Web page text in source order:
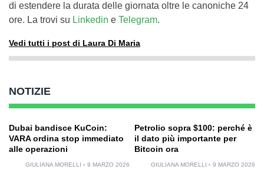
di estendere la durata delle giornata oltre le canoniche 24
ore. La trovi su Linkedin e Telegram.
Vedi tutti i post di Laura Di Maria
NOTIZIE
Dubai bandisce KuCoin:
VARA ordina stop immediato
alle operazioni
GIULIANA MORELLI 9 MARZO 2026
Petrolio sopra $100: perché è
il dato più importante per
Bitcoin ora
GIULIANA MORELLI 9 MARZO 2026